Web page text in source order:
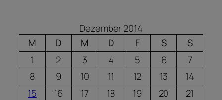
Dezember 2014
M
D M D F S
S
1
2 3 4 5 6
7
8
9 10 11 12 13
14
15
16 17 18 19 20
21